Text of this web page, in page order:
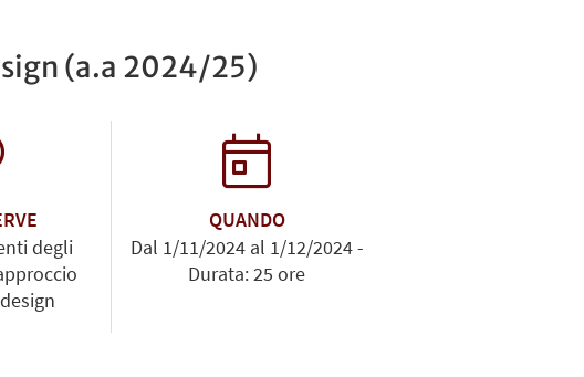
(a.a 2024/25)
degli
QUANDO
Dal 1/11/2024 al 1/12/2024 -
Durata: 25 ore